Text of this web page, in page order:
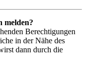
melden?
Berechtigungen
in der Nähe des
dann durch die